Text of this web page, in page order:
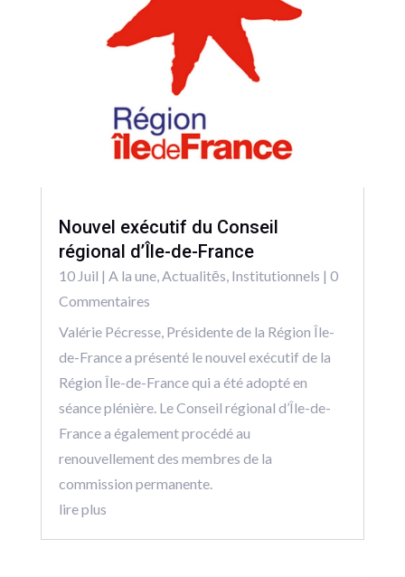
Nouvel exécutif du Conseil
régional d’Île-de-France
10 Juil | A la une, Actualitēs Institutionnels | 0
Commentaires
Valérie Pécresse, Présidente de la Région Île-
de-France a présenté le nouvel exécutif de la
Région Île-de-France qui a été adopté en
séance plénière. Le Conseil régional d’Île-de-
France a également procédé au
renouvellement des membres de la
commission permanente.
lire plus